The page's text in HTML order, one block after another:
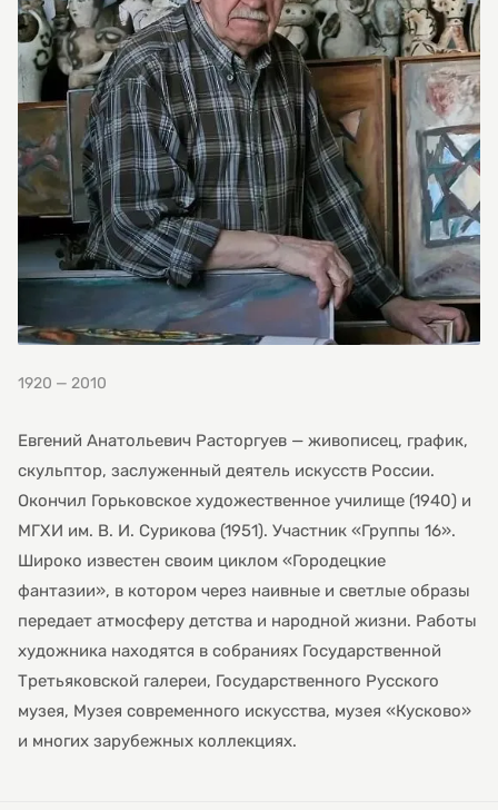
1920 — 2010
Евгений Анатольевич Расторгуев — живописец, график,
скульптор, заслуженный деятель искусств России.
Окончил Горьковское художественное училище (1940) и
МГХИ им. В. И. Сурикова (1951). Участник «Группы 16».
Широко известен своим циклом «Городецкие
фантазии», в котором через наивные и светлые образы
передает атмосферу детства и народной жизни. Работы
художника находятся в собраниях Государственной
Третьяковской галереи, Государственного Русского
музея, Музея современного искусства, музея «Кусково»
и многих зарубежных коллекциях.